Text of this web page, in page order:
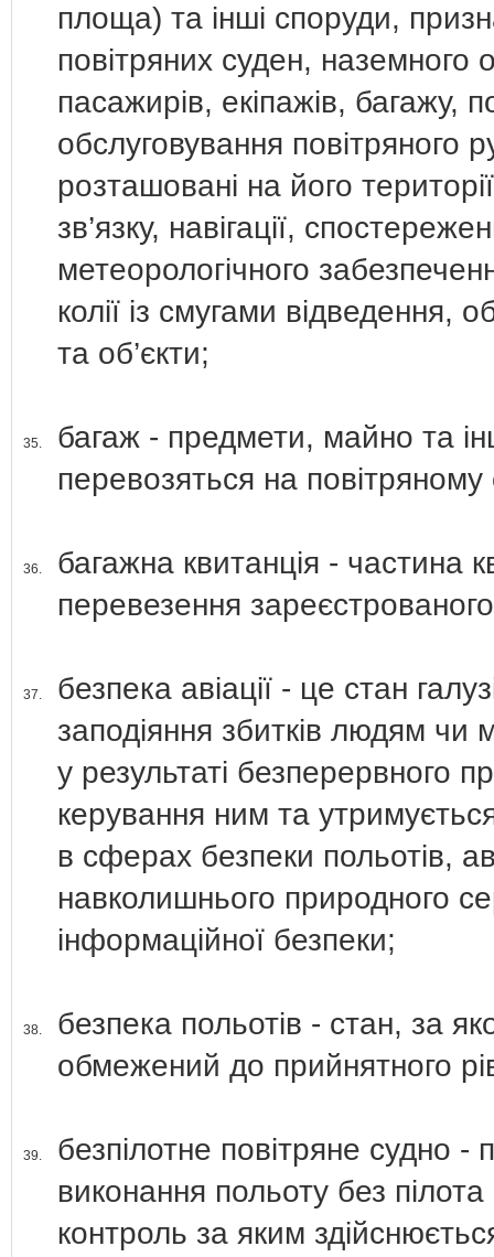
площа) та інші споруди,
повітряних суден, наземного
пасажирів, екіпажів,
обслуговування
розташовані на його
зв’язку, навігації,
метеорологічного
колії із смугами відведення,
та об’єкти;
35.
багаж - предмети, майно та
перевозяться на
36.
багажна квитанція - частина
перевезення
37.
безпека авіації - це стан
заподіяння збитків людям чи
у результаті безперервного
керування ним та
в сферах безпеки польотів,
навколишнього природного
інформаційної безпеки;
38.
безпека польотів - стан, за
обмежений до прийнятного
39.
безпілотне повітряне судно
виконання польоту без
контроль за яким